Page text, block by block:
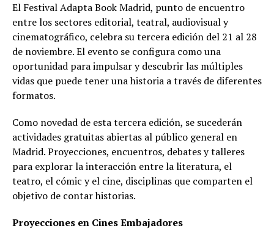
El Festival Adapta Book Madrid, punto de encuentro
entre los sectores editorial, teatral, audiovisual y
cinematográfico, celebra su tercera edición del 21 al 28
de noviembre. El evento se configura como una
oportunidad para impulsar y descubrir las múltiples
vidas que puede tener una historia a través de diferentes
formatos.
Como novedad de esta tercera edición, se sucederán
actividades gratuitas abiertas al público general en
Madrid. Proyecciones, encuentros, debates y talleres
para explorar la interacción entre la literatura, el
teatro, el cómic y el cine, disciplinas que comparten el
objetivo de contar historias.
Proyecciones en Cines Embajadores